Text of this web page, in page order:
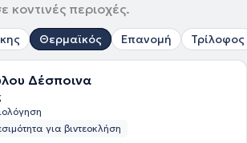
περιοχές.
Θερμαϊκός Επανομή Τρίλοφος
Δέσποινα
για βιντεοκλήση